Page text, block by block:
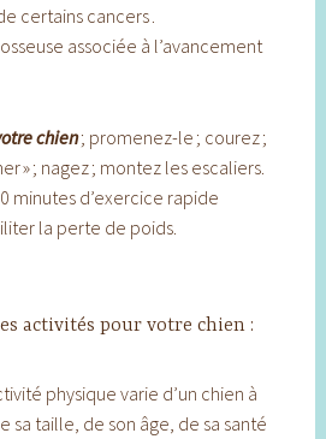
certains cancers .
associée à l’avancement
chien; promenez-le ; courez ;
» ; nagez ; montez les escaliers.
minutes d’exercice rapide
la perte de poids.
activités pour votre chien :
physique varie d’un chien à
sa taille, de son âge, de sa santé